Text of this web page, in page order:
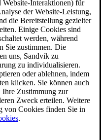
Website-Interaktionen) für
der Website-Leistung,
die Bereitstellung gezielter
Einige Cookies sind
werden, während
Sie zustimmen. Die
uns, Sandvik zu
zu individualisieren.
oder ablehnen, indem
klicken. Sie können auch
Zustimmung zur
Zweck erteilen. Weitere
von Cookies finden Sie in
.